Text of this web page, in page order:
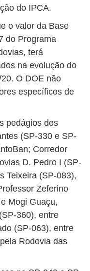
do IPCA.
o valor da Base
do Programa
terá
na evolução do
O DOE não
específicos de
pedágios dos
(SP-330 e SP-
Corredor
D. Pedro I (SP-
Teixeira (SP-083),
Zeferino
Mogi Guaçu,
360), entre
(SP-063), entre
Rodovia das